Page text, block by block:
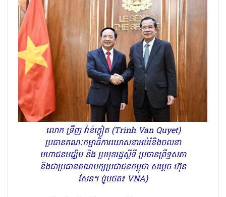
លោក ទ្រីញ វ៉ាន់ក្វៀត (Trinh Van Quyet)
ប្រធានគណៈកម្មាធិការឃោសនាអប់រំនិងចលនា
មហាជនមជ្ឈិម និង ប្រមុខរដ្ឋស្តីទី ប្រធានព្រឹទ្ធសភា
និងជាប្រធានគណបក្សប្រជាជនកម្ពុជា សម្ដេច ហ៊ុន
សែន។ (រូបថត៖ VNA)